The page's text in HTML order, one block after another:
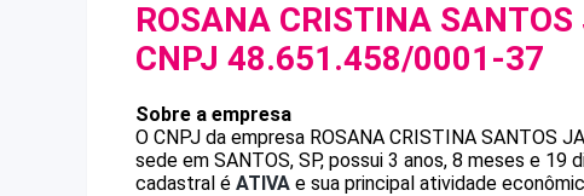
ROSANA CRISTINA
CNPJ 48.651.458/0001-37
Sobre a empresa
O CNPJ da empresa ROSANA CRISTINA SANTOS
sede em SANTOS, SP, possui 3 anos, 8 meses e
cadastral é ATIVA e sua principal atividade